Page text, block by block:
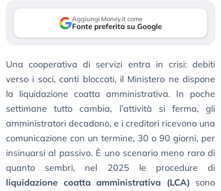
Aggiungi Money.it come
Fonte preferita su Google
Una cooperativa di servizi entra in crisi: debiti
verso i soci, conti bloccati, il Ministero ne dispone
la liquidazione coatta amministrativa. In poche
settimane tutto cambia, l’attività si ferma, gli
amministratori decadono, e i creditori ricevono una
comunicazione con un termine, 30 o 90 giorni, per
insinuarsi al passivo. È uno scenario meno raro di
quanto sembri, nel 2025 le procedure di
liquidazione coatta amministrativa (LCA) sono